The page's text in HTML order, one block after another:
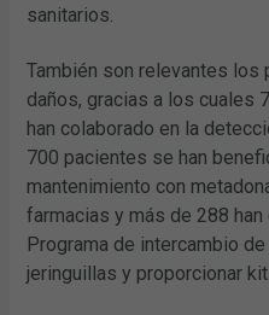
sanitarios.
También son relevantes los
daños, gracias a los cuales
han colaborado en la
700 pacientes se han
mantenimiento con
farmacias y más de 288
Programa de intercambio
jeringuillas y proporcionar